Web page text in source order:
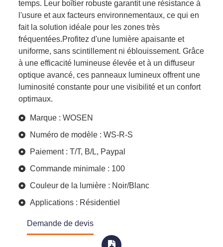
temps. Leur boîtier robuste garantit une résistance à
l'usure et aux facteurs environnementaux, ce qui en
fait la solution idéale pour les zones très
fréquentées.Profitez d'une lumière apaisante et
uniforme, sans scintillement ni éblouissement. Grâce
à une efficacité lumineuse élevée et à un diffuseur
optique avancé, ces panneaux lumineux offrent une
luminosité constante pour une visibilité et un confort
optimaux.
Marque : WOSEN
Numéro de modèle : WS-R-S
Paiement : T/T, B/L, Paypal
Commande minimale : 100
Couleur de la lumière : Noir/Blanc
Applications : Résidentiel
Demande de devis